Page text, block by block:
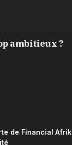
ambitieux ?
de Financial Afrik